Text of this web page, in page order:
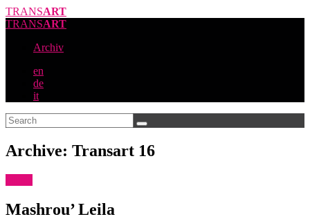
TRANSART
TRANSART
Archiv
en
de
it
Archive: Transart 16
Mashrou’ Leila